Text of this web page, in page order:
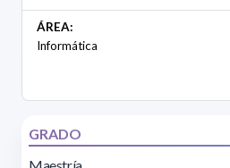
ÁREA:
Informática
GRADO